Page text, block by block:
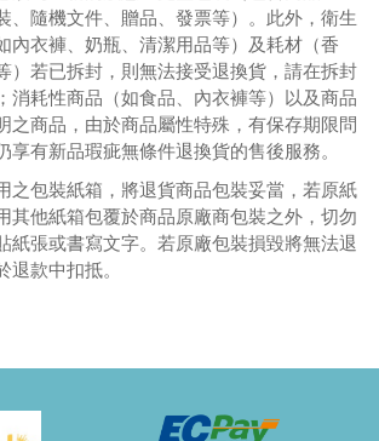
、隨機文件、贈品、發票等）。此外，衛生
內衣褲、奶瓶、清潔用品等）及耗材（香
）若已拆封，則無法接受退換貨，請在拆封
消耗性商品（如食品、內衣褲等）以及商品
之商品，由於商品屬性特殊，有保存期限問
享有新品瑕疵無條件退換貨的售後服務。
之包裝紙箱，將退貨商品包裝妥當，若原紙
其他紙箱包覆於商品原廠商包裝之外，切勿
紙張或書寫文字。若原廠包裝損毀將無法退
退款中扣抵。